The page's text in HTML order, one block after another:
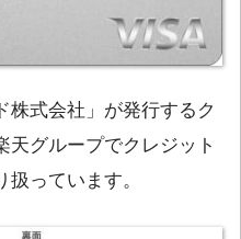
株式会社」が発行するク
天グループでクレジット
っています。